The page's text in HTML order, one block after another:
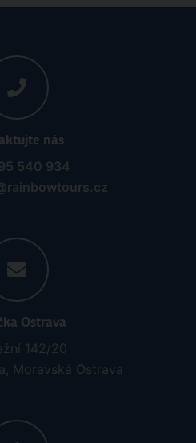
nás
540 934
Ostrava
142/20
Moravská Ostrava